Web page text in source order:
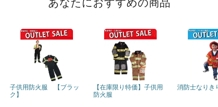
あなたにおすすめの商品
子供用防火服 【ブラッ
ク】
【在庫限り特価】子供用
防火服
消防士なりき